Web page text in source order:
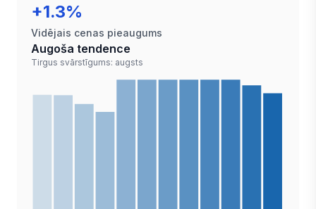
+1.3%
Vidējais cenas pieaugums
Augoša tendence
Tirgus svārstīgums: augsts